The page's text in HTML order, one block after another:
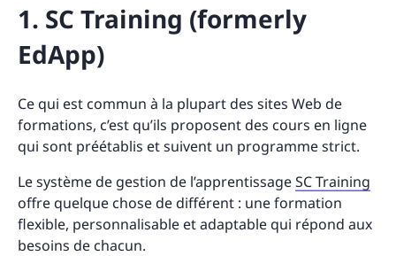
1. SC Training (formerly
EdApp)
Ce qui est commun à la plupart des sites Web de
formations, c’est qu’ils proposent des cours en ligne
qui sont préétablis et suivent un programme strict.
Le système de gestion de l’apprentissageSC Training
offre quelque chose de différent : une formation
flexible, personnalisable et adaptable qui répond aux
besoins de chacun.